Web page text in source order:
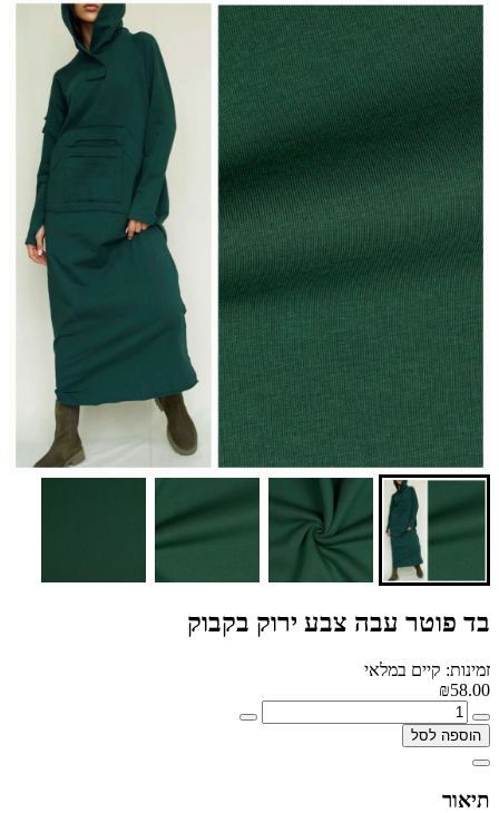
בד פוטר עבה צבע ירוק בקבוק
זמינות: קיים במלאי
₪58.00
הוספה לסל
תיאור